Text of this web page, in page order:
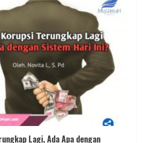
Lagi, Ada Apa dengan